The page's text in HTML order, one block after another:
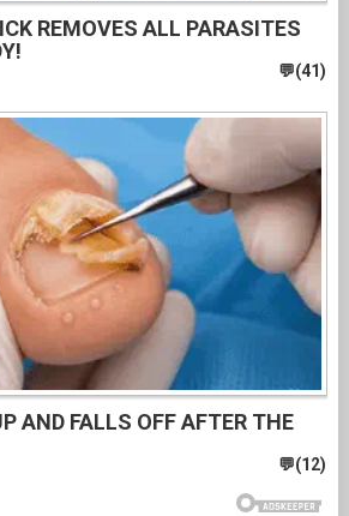
REMOVES ALL PARASITES
AND FALLS OFF AFTER THE